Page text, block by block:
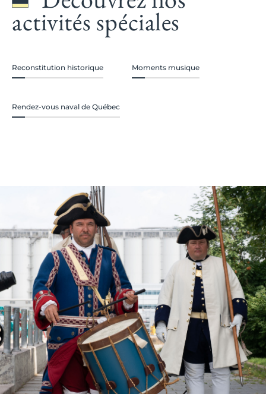
activités spéciales
Reconstitution historique Moments musique
Rendez-vous naval de Québec